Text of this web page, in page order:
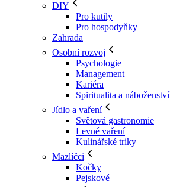
DIY
Pro kutily
Pro hospodyňky
Zahrada
Osobní rozvoj
Psychologie
Management
Kariéra
Spiritualita a náboženství
Jídlo a vaření
Světová gastronomie
Levné vaření
Kulinářské triky
Mazlíčci
Kočky
Pejskové